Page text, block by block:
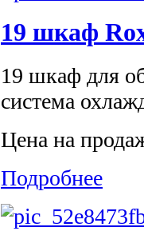
19 шкаф
19 шкаф для
система
Цена на
Подробнее